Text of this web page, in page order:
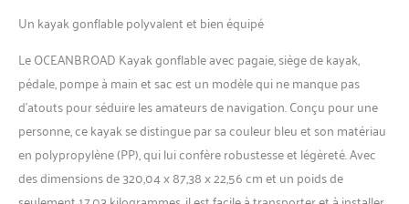
robuste, le kayak vous
accompagnera plus
longtemps. Voyage protégé :
fabriqué avec des matériaux
en vinyle durable avec un sol
à point tombant pour
augmenter la rigidité et
résister aux éléments
extérieurs inattendus.
Constracter à 3 chambres
Un kayak gonflable polyvalent et bien équipé
Le OCEANBROAD Kayak gonflable avec pagaie, siège de kayak,
pédale, pompe à main et sac est un modèle qui ne manque pas
d’atouts pour séduire les amateurs de navigation. Conçu pour une
personne, ce kayak se distingue par sa couleur bleu et son matériau
en polypropylène (PP), qui lui confère robustesse et légèreté. Avec
des dimensions de 320,04 x 87,38 x 22,56 cm et un poids de